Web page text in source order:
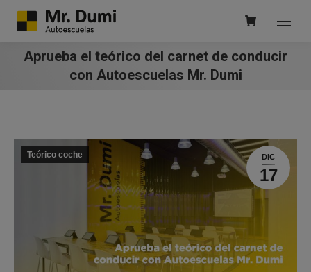
Aprueba el teórico del carnet de conducir
con Autoescuelas Mr. Dumi
DIC
17
Teórico coche